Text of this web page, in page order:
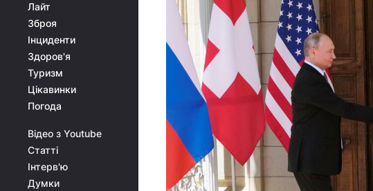
Лайт
Зброя
Інциденти
Здоров'я
Туризм
Цікавинки
Погода
Відео з Youtube
Статті
Інтерв'ю
Думки